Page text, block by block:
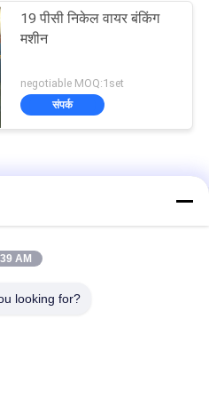
19 पीसी निकेल वायर बंकिंग
मशीन
negotiable MOQ:1set
संपर्क
FC 250B अल्ट्रा फाइन कंडक्टरों के हाई
स्ट्रैंडिंग बंचिंग मशीन
वायर केबल बंकिंग डबल ट्विस्टिंग मशीन
AM
looking for?